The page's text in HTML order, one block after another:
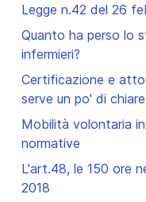
Documentazione
viene
Legge n.42 del 26
Quanto ha perso lo
infermieri?
Certificazione e
serve un po' di
Mobilità volontaria
normative
L'art.48, le 150 ore
2018